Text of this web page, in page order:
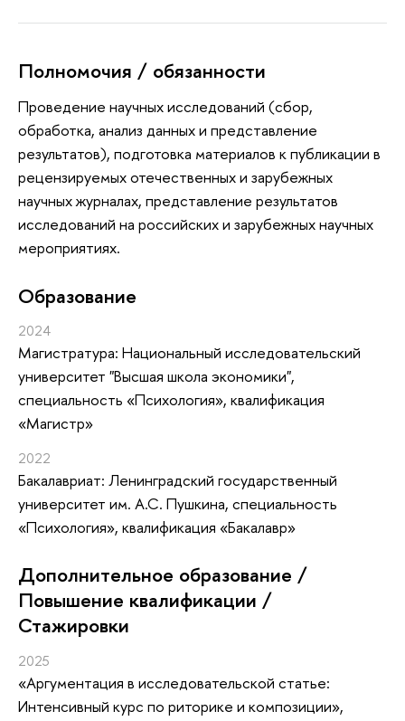
Полномочия / обязанности
Проведение научных исследований (сбор,
обработка, анализ данных и представление
результатов), подготовка материалов к публикации в
рецензируемых отечественных и зарубежных
научных журналах, представление результатов
исследований на российских и зарубежных научных
мероприятиях.
Oбразование
2024
Магистратура: Национальный исследовательский
университет "Высшая школа экономики",
специальность «Психология», квалификация
«Магистр»
2022
Бакалавриат: Ленинградский государственный
университет им. А.С. Пушкина, специальность
«Психология», квалификация «Бакалавр»
Дополнительное образование /
Повышение квалификации /
Стажировки
2025
«Аргументация в исследовательской статье:
Интенсивный курс по риторике и композиции»,